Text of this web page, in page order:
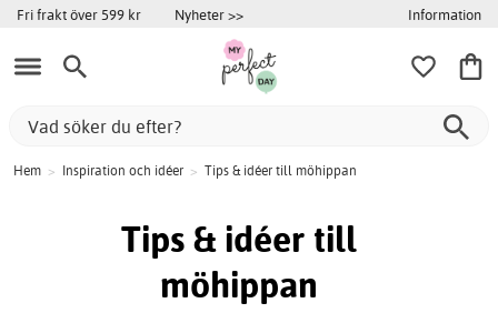
Fri frakt över 599 kr Nyheter >> Information
Hem > Inspiration och idéer > Tips & idéer till möhippan
Tips & idéer till
möhippan